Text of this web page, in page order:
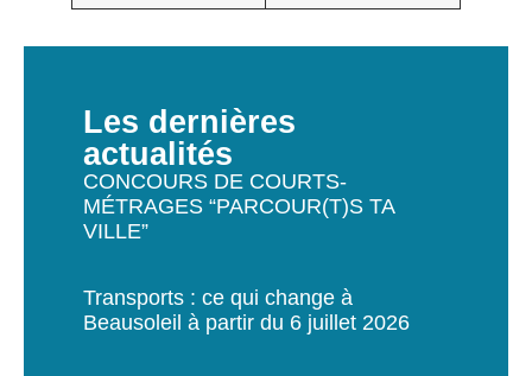
Les dernières
actualités
CONCOURS DE COURTS-
MÉTRAGES “PARCOUR(T)S TA
VILLE”
Transports : ce qui change à
Beausoleil à partir du 6 juillet 2026